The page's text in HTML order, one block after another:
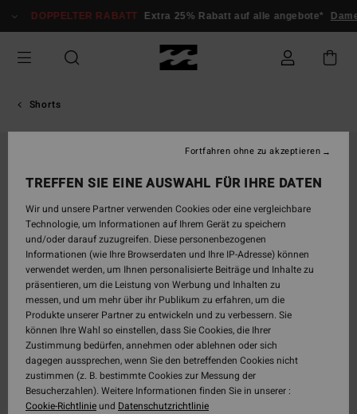
zur
springen
DOPPELTER RABATT Extra 25% Rabatt auf alle angebote*
Shorts
TREFFEN SIE EINE AUSWAHL FÜR IHRE DATEN
Wir und unsere Partner verwenden Cookies oder eine vergleichbare
Technologie, um Informationen auf Ihrem Gerät zu speichern
und/oder darauf zuzugreifen. Diese personenbezogenen
Informationen (wie Ihre Browserdaten und Ihre IP-Adresse) können
verwendet werden, um Ihnen personalisierte Beiträge und Inhalte zu
präsentieren, um die Leistung von Werbung und Inhalten zu
messen, und um mehr über ihr Publikum zu erfahren, um die
Produkte unserer Partner zu entwickeln und zu verbessern. Sie
können Ihre Wahl so einstellen, dass Sie Cookies, die Ihrer
Zustimmung bedürfen, annehmen oder ablehnen oder sich
dagegen aussprechen, wenn Sie den betreffenden Cookies nicht
zustimmen (z. B. bestimmte Cookies zur Messung der
Besucherzahlen). Weitere Informationen finden Sie in unserer :
Cookie-Richtlinieund Datenschutzrichtlinie
Fortfahren ohne zu akzeptieren